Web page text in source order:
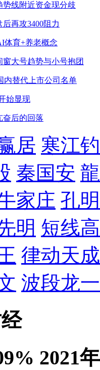
势线附近资金现分歧
后再攻3400阻力
体育+养老概念
窗大号趋势与小号抱团
内替代上市公司名单
始显现
奋后的回落
居 寒江
秦国安
家庄 孔
明 短线
律动天成
波段龙一
2021